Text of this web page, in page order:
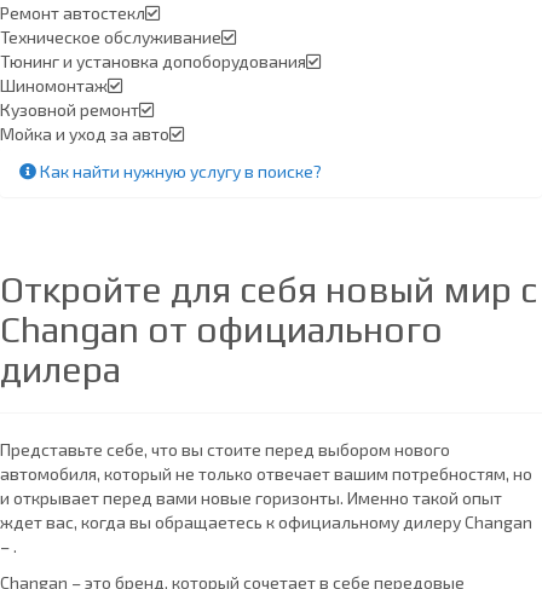
Ремонт автостекл
Техническое обслуживание
Тюнинг и установка допоборудования
Шиномонтаж
Кузовной ремонт
Мойка и уход за авто
Как найти нужную услугу в поиске?
Откройте для себя новый мир с
Changan от официального
дилера
Представьте себе, что вы стоите перед выбором нового
автомобиля, который не только отвечает вашим потребностям, но
и открывает перед вами новые горизонты. Именно такой опыт
ждет вас, когда вы обращаетесь к официальному дилеру Changan
– .
Changan – это бренд, который сочетает в себе передовые